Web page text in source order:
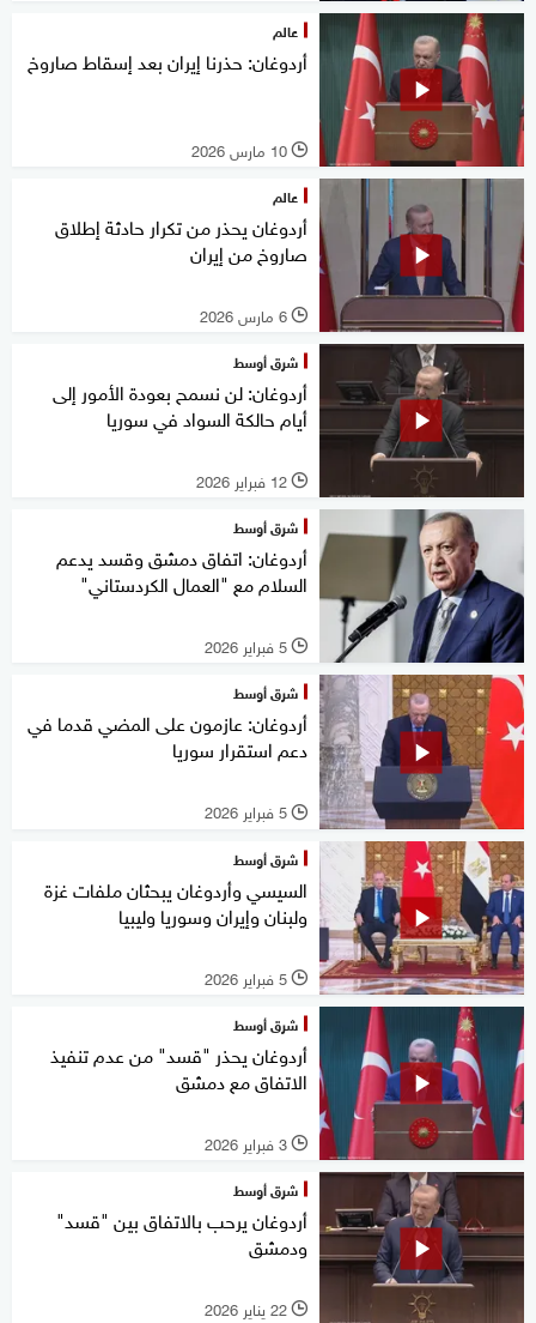
عالم
أردوغان: حذرنا إيران بعد إسقاط صاروخ
l 10 مارس 2026
عالم
أردوغان يحذر من تكرار حادثة إطلاق
صاروخ من إيران
l 6 مارس 2026
شرق أوسط
أردوغان: لن نسمح بعودة الأمور إلى
أيام حالكة السواد في سوريا
l 12 فبراير 2026
شرق أوسط
أردوغان: اتفاق دمشق وقسد يدعم
السلام مع "العمال الكردستاني"
l 5 فبراير 2026
شرق أوسط
أردوغان: عازمون على المضي قدما في
دعم استقرار سوريا
l 5 فبراير 2026
شرق أوسط
السيسي وأردوغان يبحثان ملفات غزة
ولبنان وإيران وسوريا وليبيا
l 5 فبراير 2026
شرق أوسط
أردوغان يحذر "قسد" من عدم تنفيذ
الاتفاق مع دمشق
l 3 فبراير 2026
شرق أوسط
أردوغان يرحب بالاتفاق بين "قسد"
ودمشق
l 22 يناير 2026